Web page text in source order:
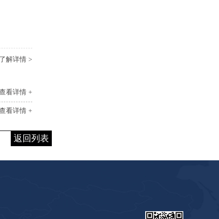
解详情 >
看详情 +
看详情 +
返回列表